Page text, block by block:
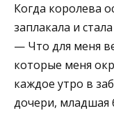
Когда королева
заплакала и
— Что для меня
которые меня
каждое утро в
дочери, младшая